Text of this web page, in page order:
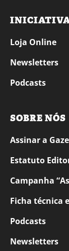
Loja Online
Newsletters
Podcasts
SOBRE NÓS
Assinar a
Estatuto
Campanha
Ficha técnica
Podcasts
Newsletters